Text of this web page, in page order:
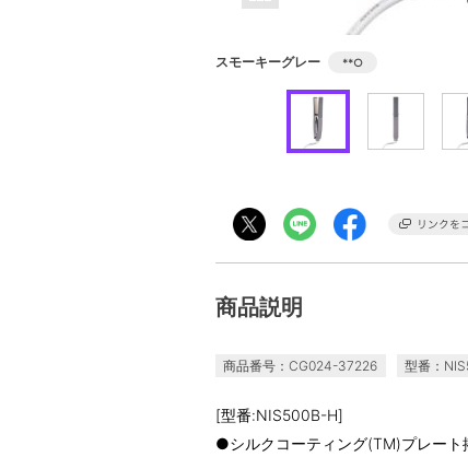
スモーキーグレー **○
商品説明
商品番号：CG024-37226 型番：
[型番:NIS500B-H]
●シルクコーティング(TM)プレート